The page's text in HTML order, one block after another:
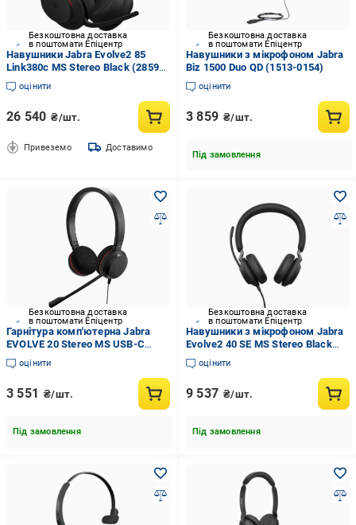
Безкоштовна доставка
в поштомати Епіцентр
Навушники Jabra Evolve2 85
Link380c MS Stereo Black (28599-
999-899)
оцінити
26 540 ₴/шт.
Привеземо Доставимо
Безкоштовна доставка
в поштомати Епіцентр
Навушники з мікрофоном Jabra
Biz 1500 Duo QD (1513-0154)
оцінити
3 859 ₴/шт.
Під замовлення
Безкоштовна доставка
в поштомати Епіцентр
Гарнітура комп'ютерна Jabra
EVOLVE 20 Stereo MS USB-C
(4999-823-189)
оцінити
3 551 ₴/шт.
Під замовлення
Безкоштовна доставка
в поштомати Епіцентр
Навушники з мікрофоном Jabra
Evolve2 40 SE MS Stereo Black
(24189-999-999)
оцінити
9 537 ₴/шт.
Під замовлення